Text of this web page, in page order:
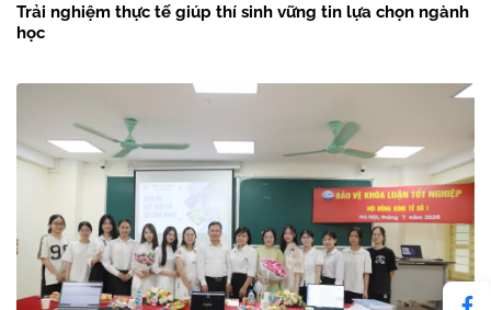
Trải nghiệm thực tế giúp thí sinh vững tin lựa chọn ngành
học